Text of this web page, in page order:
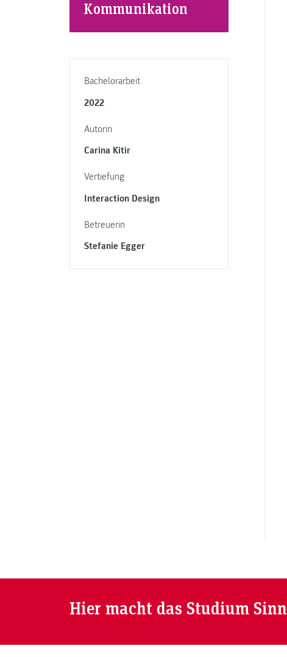
Kommunikation
Bachelorarbeit
2022
Autorin
Carina Kitir
Vertiefung
Interaction Design
Betreuerin
Stefanie Egger
Hier macht das Studium Sinn